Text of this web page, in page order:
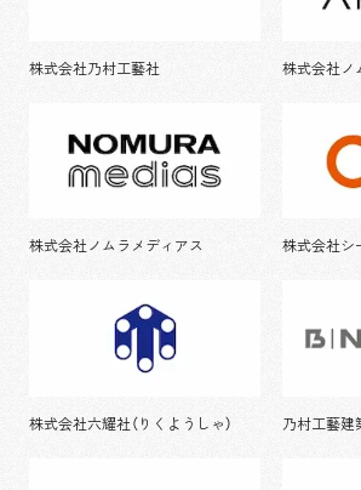
株式会社乃村工藝社 株式会社ノ
株式会社ノムラメディアス 株式会社シ
株式会社六耀社（りくようしゃ） 乃村工藝建